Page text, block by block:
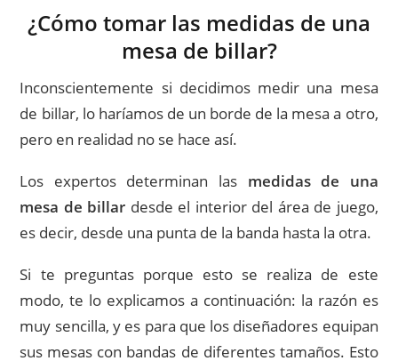
¿Cómo tomar las medidas de una
mesa de billar?
Inconscientemente si decidimos medir una mesa
de billar, lo haríamos de un borde de la mesa a otro,
pero en realidad no se hace así.
Los expertos determinan las medidas de una
mesa de billar desde el interior del área de juego,
es decir, desde una punta de la banda hasta la otra.
Si te preguntas porque esto se realiza de este
modo, te lo explicamos a continuación: la razón es
muy sencilla, y es para que los diseñadores equipan
sus mesas con bandas de diferentes tamaños. Esto